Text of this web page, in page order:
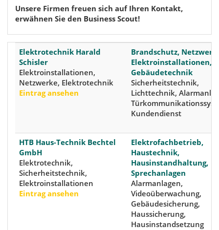
Unsere Firmen freuen sich auf Ihren Kontakt,
erwähnen Sie den Business Scout!
Elektrotechnik Harald
Schisler
Elektroinstallationen,
Netzwerke, Elektrotechnik
Eintrag ansehen
Brandschutz,
Elektroinstallationen,
Gebäudetechnik
Sicherheitstechnik,
Lichttechnik,
Kundendienst
HTB Haus-Technik Bechtel
GmbH
Elektrotechnik,
Sicherheitstechnik,
Elektroinstallationen
Eintrag ansehen
Elektrofachbetrieb,
Haustechnik,
Hausinstandhaltung,
Sprechanlagen
Alarmanlagen,
Videoüberwachung,
Gebäudesicherung,
Haussicherung,
Hausinstandsetzung